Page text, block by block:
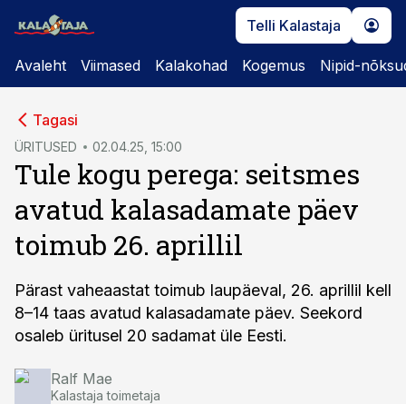
Telli Kalastaja
Avaleht Viimased Kalakohad Kogemus Nipid-
Tagasi
ÜRITUSED 02.04.25, 15:00
Tule kogu perega: seitsmes
avatud kalasadamate päev
toimub 26. aprillil
Pärast vaheaastat toimub laupäeval, 26. aprillil kell
8–14 taas avatud kalasadamate päev. Seekord
osaleb üritusel 20 sadamat üle Eesti.
Ralf Mae
Kalastaja toimetaja